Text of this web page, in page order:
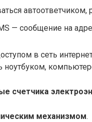
— сообщение на
в сеть
ноутбуком,
счетчика
механизмом.